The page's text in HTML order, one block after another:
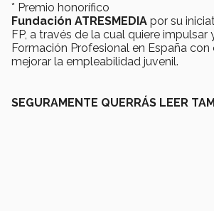
* Premio honorífico
Fundación ATRESMEDIA por su
FP, a través de la cual quiere
Formación Profesional en España
mejorar la empleabilidad juvenil.
SEGURAMENTE QUERRÁS LEER